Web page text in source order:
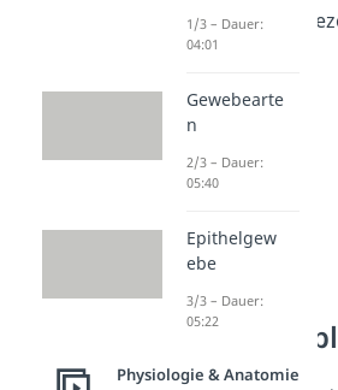
Weg (EMP-Weg)
Glykolyse
1/3 – Dauer:
04:01
Gewebearte
n
2/3 – Dauer:
05:40
Epithelgew
ebe
3/3 – Dauer:
05:22
Physiologie & Anatomie